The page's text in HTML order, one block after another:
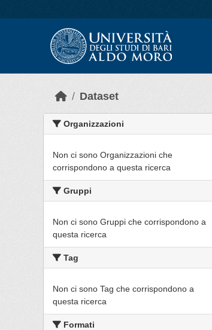
Dataset
Organizzazioni
Non ci sono Organizzazioni che
corrispondono a questa ricerca
Gruppi
Non ci sono Gruppi che corrispondono a
questa ricerca
Tag
Non ci sono Tag che corrispondono a
questa ricerca
Formati